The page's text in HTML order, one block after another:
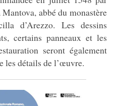
abbé du monastère
d’Arezzo. Les dessins
certains panneaux et les
seront également
les détails de l’œuvre.